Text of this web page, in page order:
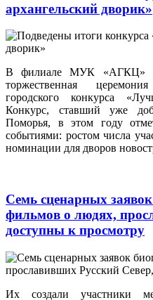
архангельский дворик»
В филиале МУК «АГКЦ»
торжественная
городского конкурса
Конкурс, ставший уже
Поморья, в этом году
событиями: ростом числа
номинации для дворов
Семь сценарных
фильмов о людях,
доступны к просмотру
Их создали участники